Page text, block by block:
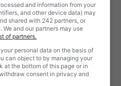
and information from your
and other device data) may
shared with 242 partners, or
and our partners may use
of partners.
personal data on the basis of
can object to by managing your
at the bottom of this page or in
consent in privacy and